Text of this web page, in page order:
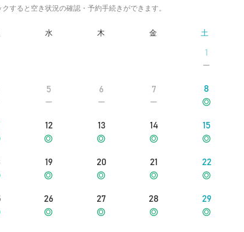
すると空き状況の確認・予約手続きができます。
水 木 金 土
1
5 6 7 8
12 13 14 15
19 20 21 22
26 27 28 29